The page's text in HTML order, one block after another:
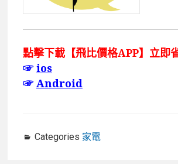
點擊下載【飛比價格APP】立即
☞ios
☞Android
Categories 家電